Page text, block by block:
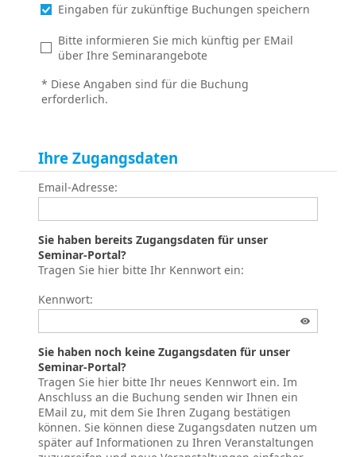
Eingaben für zukünftige Buchungen speichern
Bitte informieren Sie mich künftig per EMail
über Ihre Seminarangebote
* Diese Angaben sind für die Buchung
erforderlich.
Ihre Zugangsdaten
Email-Adresse:
Sie haben bereits Zugangsdaten für unser
Seminar-Portal?
Tragen Sie hier bitte Ihr Kennwort ein:
Kennwort:
Sie haben noch keine Zugangsdaten für unser
Seminar-Portal?
Tragen Sie hier bitte Ihr neues Kennwort ein. Im
Anschluss an die Buchung senden wir Ihnen ein
EMail zu, mit dem Sie Ihren Zugang bestätigen
können. Sie können diese Zugangsdaten nutzen um
später auf Informationen zu Ihren Veranstaltungen